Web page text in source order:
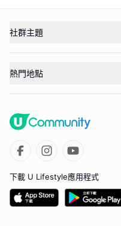
社群主題
熱門地點
下載 U Lifestyle應用程式